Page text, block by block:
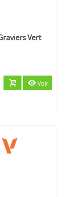
Vert
Voir